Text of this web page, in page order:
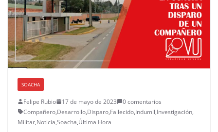
SOACHA
Felipe Rubio 17 de mayo de 2023
0 comentarios
Compañero,Desarrollo,Disparo,Fallecido,Indumil,Investigación,
Militar,Noticia,Soacha,Última Hora